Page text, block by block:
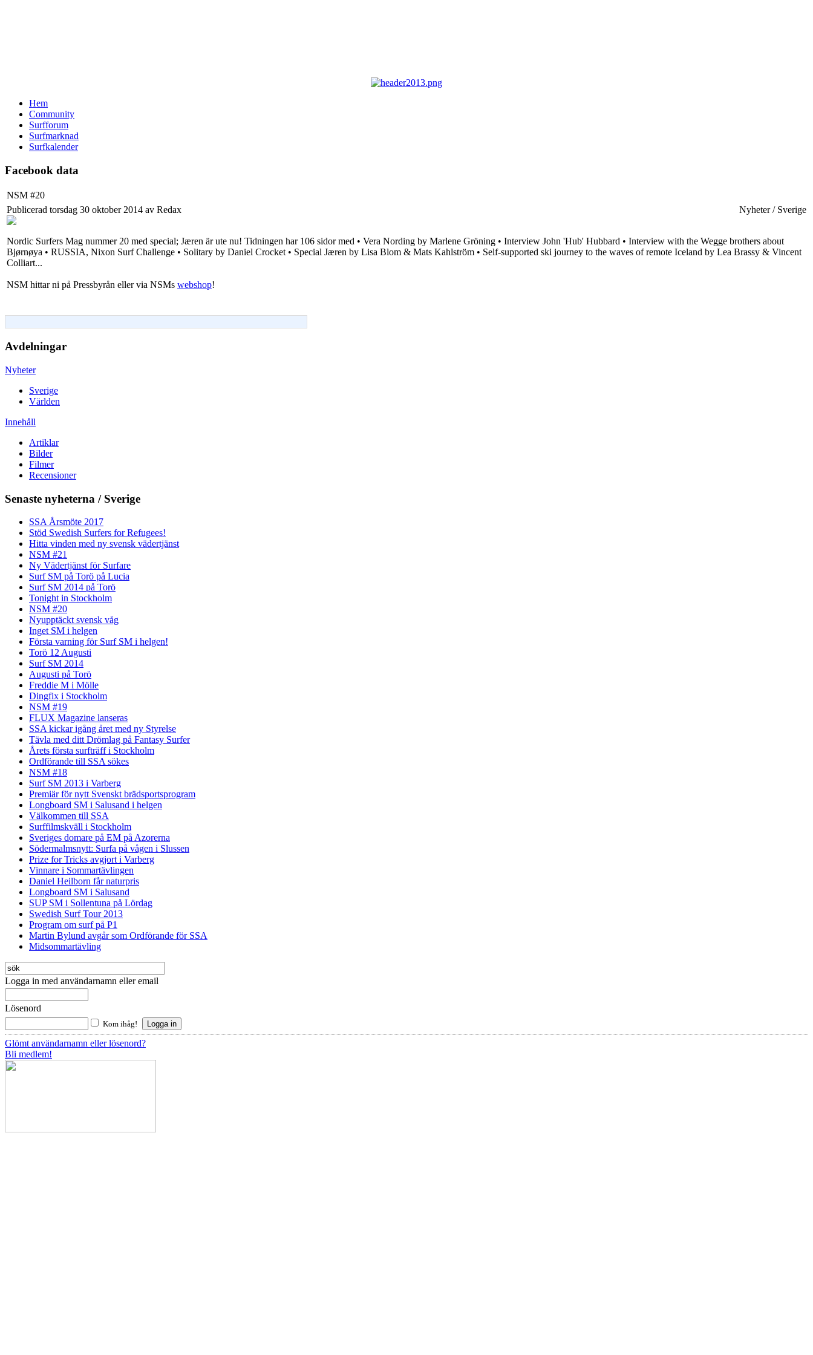
Hem
Community
Surfforum
Surfmarknad
Surfkalender
Facebook data
NSM #20
Publicerad torsdag 30 oktober 2014 av Redax
Nyheter / Sverige
Nordic Surfers Mag nummer 20 med special; Jæren är ute nu! Tidningen har 106 sidor med • Vera Nording by Marlene Gröning • Interview John 'Hub' Hubbard • Interview with the Wegge brothers about
Bjørnøya • RUSSIA, Nixon Surf Challenge • Solitary by Daniel Crocket • Special Jæren by Lisa Blom & Mats Kahlström • Self-supported ski journey to the waves of remote Iceland by Lea Brassy & Vincent
Colliart...
NSM hittar ni på Pressbyrån eller via NSMs webshop!
Avdelningar
Nyheter
Sverige
Världen
Innehåll
Artiklar
Bilder
Filmer
Recensioner
Senaste nyheterna / Sverige
SSA Årsmöte 2017
Stöd Swedish Surfers for Refugees!
Hitta vinden med ny svensk vädertjänst
NSM #21
Ny Vädertjänst för Surfare
Surf SM på Torö på Lucia
Surf SM 2014 på Torö
Tonight in Stockholm
NSM #20
Nyupptäckt svensk våg
Inget SM i helgen
Första varning för Surf SM i helgen!
Torö 12 Augusti
Surf SM 2014
Augusti på Torö
Freddie M i Mölle
Dingfix i Stockholm
NSM #19
FLUX Magazine lanseras
SSA kickar igång året med ny Styrelse
Tävla med ditt Drömlag på Fantasy Surfer
Årets första surfträff i Stockholm
Ordförande till SSA sökes
NSM #18
Surf SM 2013 i Varberg
Premiär för nytt Svenskt brädsportsprogram
Longboard SM i Salusand i helgen
Välkommen till SSA
Surffilmskväll i Stockholm
Sveriges domare på EM på Azorerna
Södermalmsnytt: Surfa på vågen i Slussen
Prize for Tricks avgjort i Varberg
Vinnare i Sommartävlingen
Daniel Heilborn får naturpris
Longboard SM i Salusand
SUP SM i Sollentuna på Lördag
Swedish Surf Tour 2013
Program om surf på P1
Martin Bylund avgår som Ordförande för SSA
Midsommartävling
Logga in med användarnamn eller email
Lösenord
Kom ihåg!
Glömt användarnamn eller lösenord?
Bli medlem!